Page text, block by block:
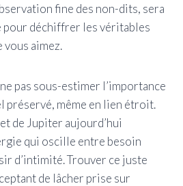
fine des non-dits, sera
déchiffrer les véritables
vous aimez.
pas sous-estimer l’importance
préservé, même en lien étroit.
de Jupiter aujourd’hui
qui oscille entre besoin
d’intimité. Trouver ce juste
de lâcher prise sur